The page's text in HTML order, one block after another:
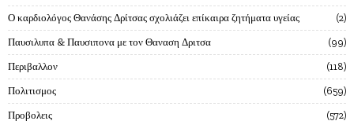
Ο καρδιολόγος Θανάσης Δρίτσας σχολιάζει επίκαιρα ζητήματα υγείας 2
Παυσιλυπα & Παυσιπονα με τον Θαναση Δριτσα 99
Περιβαλλον 118
Πολιτισμος 659
Προβολεις 572